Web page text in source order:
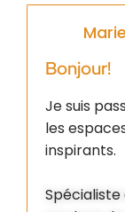
Bonjour!
Je suis
les
inspirants.
Spécialiste